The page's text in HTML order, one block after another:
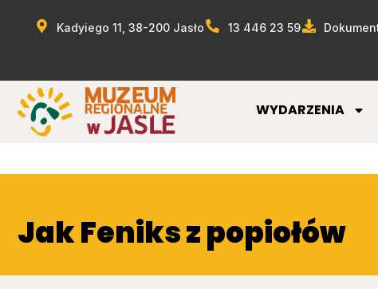
Kadyiego 11, 38-200 Jasło 13 446 23 59
WYDARZENIA
Jak Feniks z popiołów